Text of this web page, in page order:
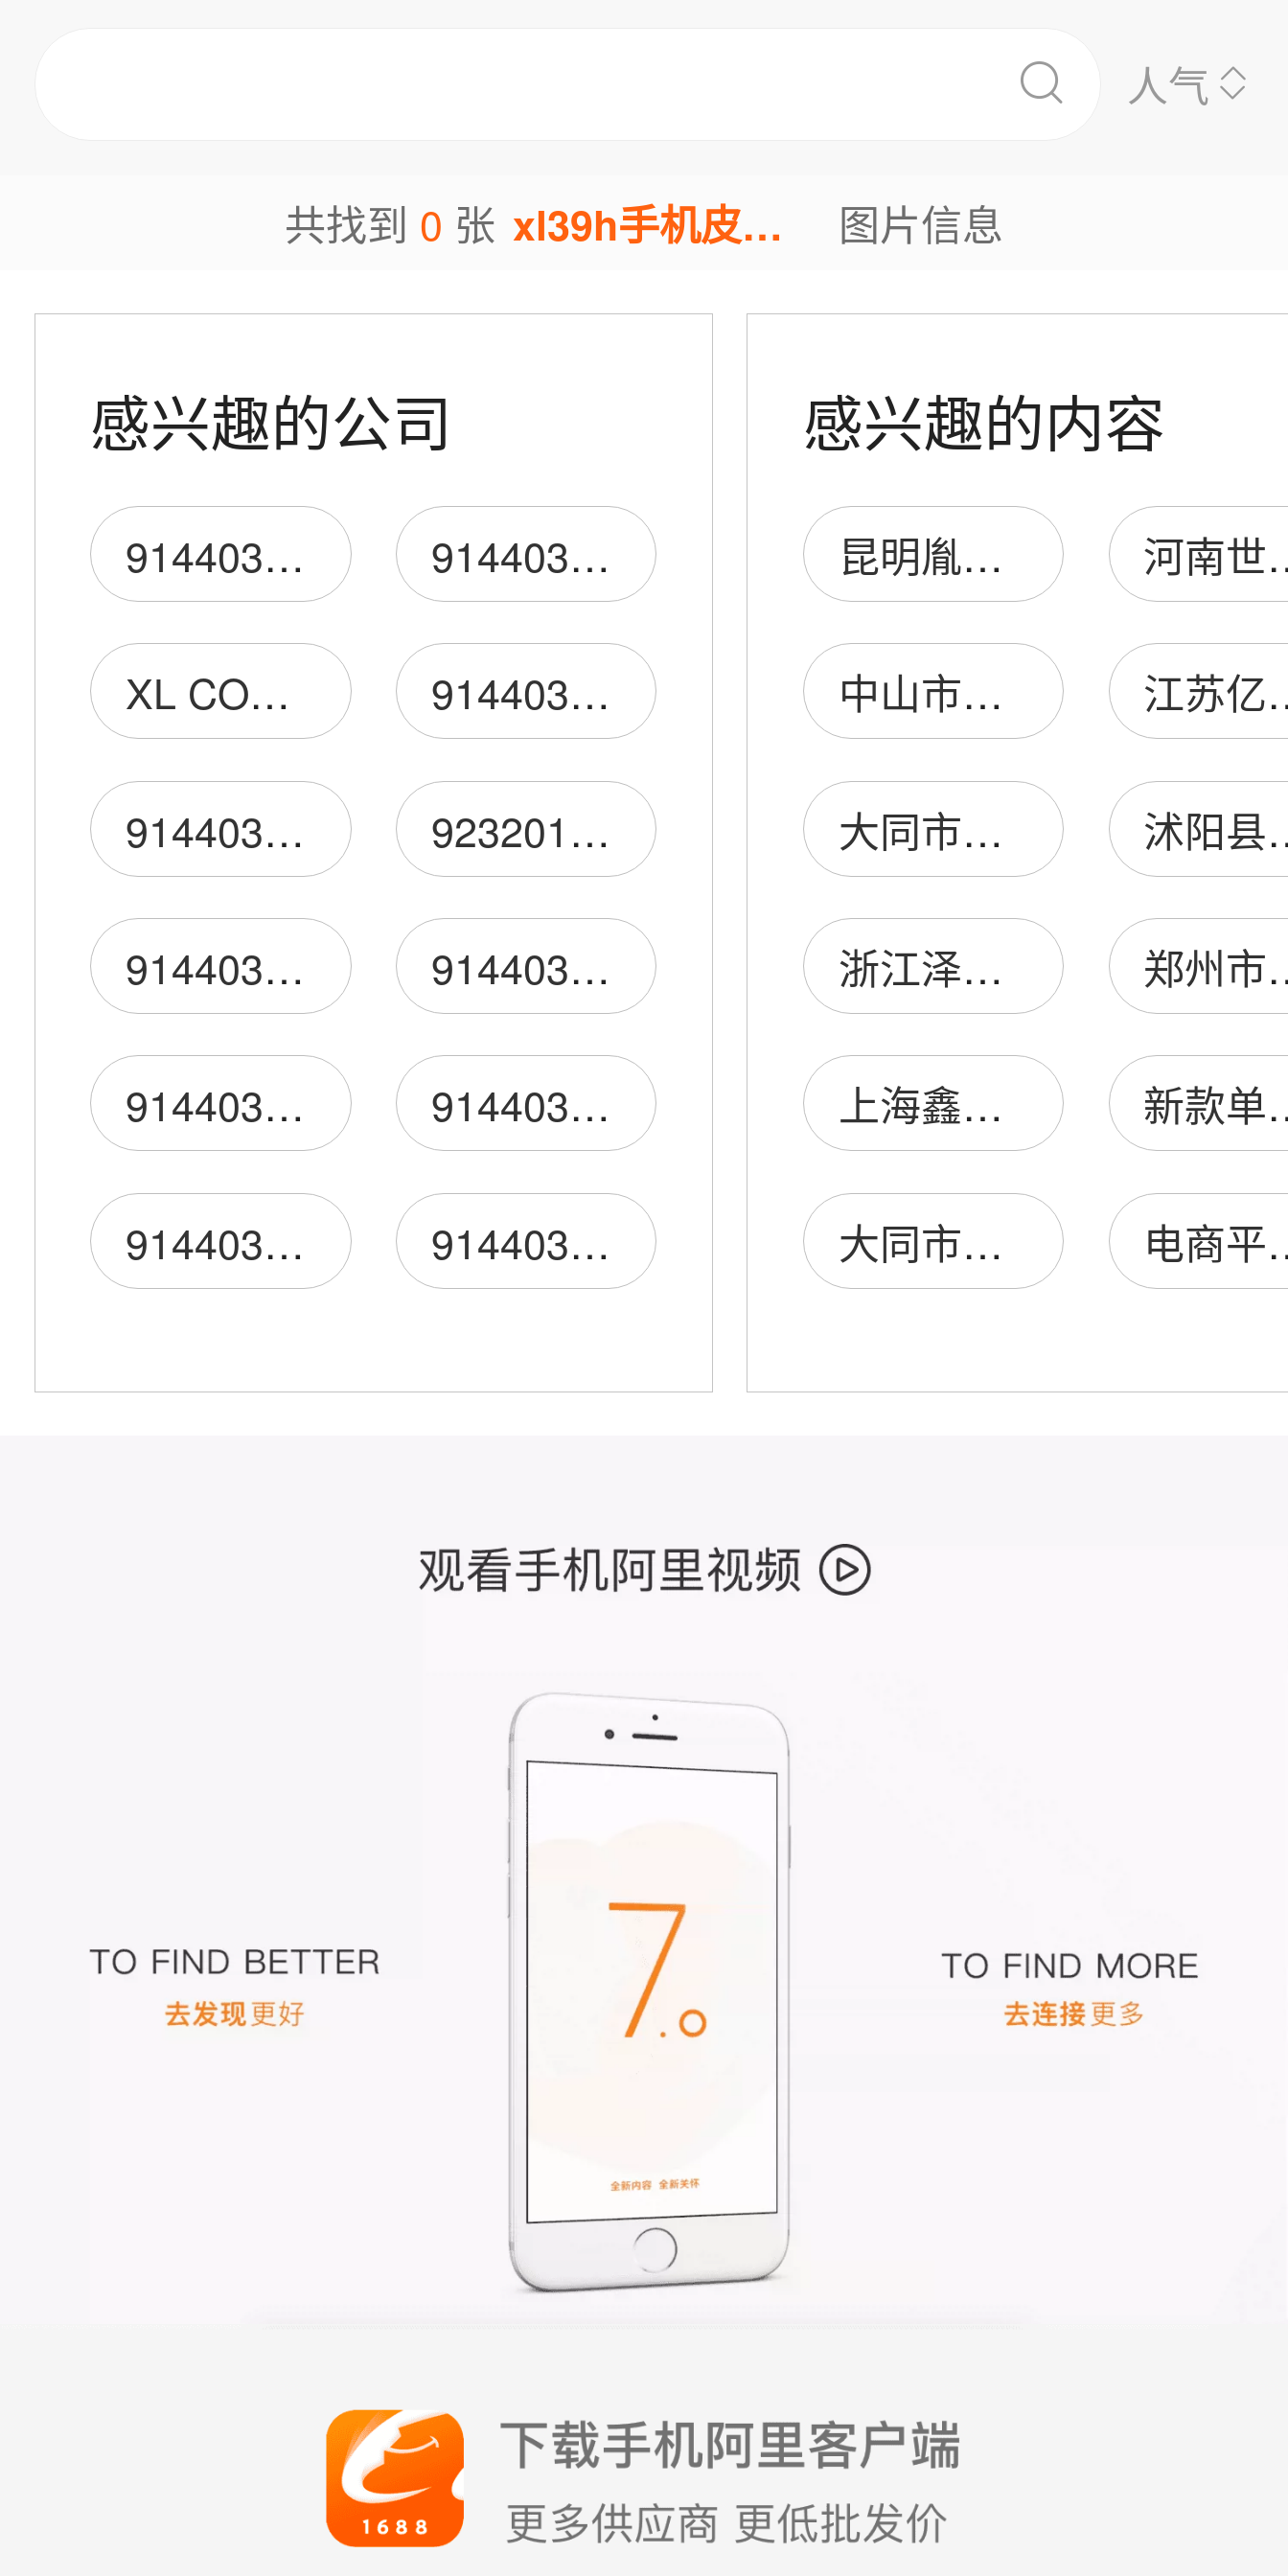
人气
共找到 0 张 xl39h手机皮套图片 图片信息
感兴趣的公司
91440300MA5H90XL2H 91440300MA5GJ1XL9H
XL CONCEPT(H.K.)LIMITED 91440300MA5H8XL41L
91440300MA5H37XL9B 92320106MA1QM2H9XL
91440300MA5H8XG4XL 91440300MA5F2XL39Q
9144030008857645XL 9144030075428875XL
9144030008863666XL 9144030078136835XL
感兴趣的内容
昆明胤华商贸有限公司 河南
中山市汰渍厨卫电器有限公司 江苏
大同市城区广开源门业 沭阳县
浙江泽润房地产营销策划有限公司 郑州
上海鑫燕广告有限公司 新
大同市南郊区弘利冷食经销部 电